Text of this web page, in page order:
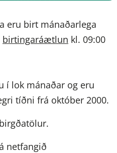
eru birt mánaðarlega
birtingaráætlun kl. 09:00
í lok mánaðar og eru
tíðni frá október 2000.
netfangið